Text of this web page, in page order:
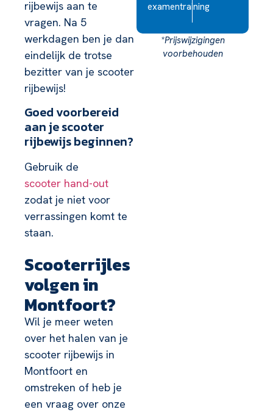
rijbewijs aan te
vragen. Na 5
werkdagen ben je dan
eindelijk de trotse
bezitter van je scooter
rijbewijs!
Goed voorbereid
aan je scooter
rijbewijs beginnen?
Gebruik de
scooter hand-out
zodat je niet voor
verrassingen komt te
staan.
Scooterrijles
volgen in
Montfoort?
Wil je meer weten
over het halen van je
scooter rijbewijs in
Montfoort en
omstreken of heb je
een vraag over onze
examentraining
*Prijswijzigingen
voorbehouden